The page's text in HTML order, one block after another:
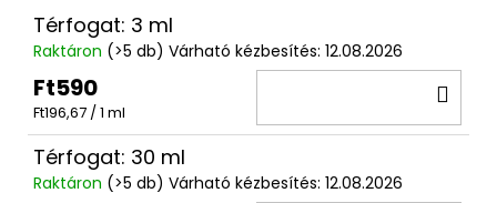
Térfogat: 3 ml
Raktáron (>5 db) Várható kézbesítés: 12.08.2026
Ft590
Egységár:
Ft196,67 / 1 ml
Térfogat: 30 ml
Raktáron (>5 db) Várható kézbesítés: 12.08.2026